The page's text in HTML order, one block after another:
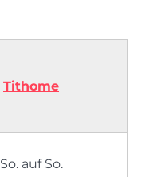
Tithome
So. auf So.